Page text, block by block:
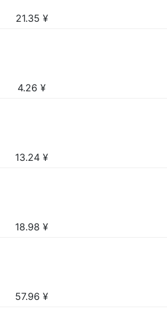
21.35 ¥
4.26 ¥
13.24 ¥
18.98 ¥
57.96 ¥